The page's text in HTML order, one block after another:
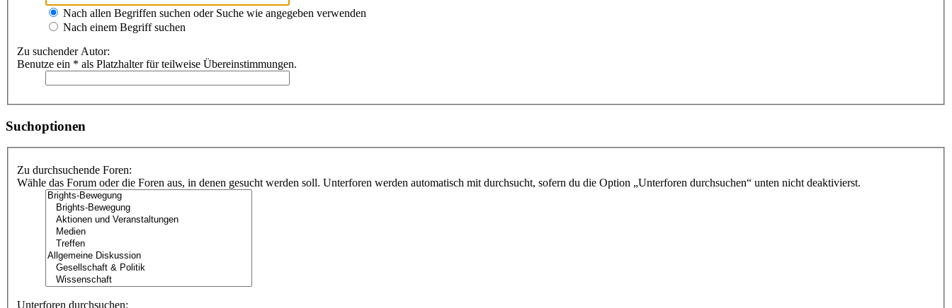
Nach allen Begriffen suchen oder Suche wie angegeben verwenden
Nach einem Begriff suchen
Zu suchender Autor:
Benutze ein * als Platzhalter für teilweise Übereinstimmungen.
Suchoptionen
Zu durchsuchende Foren:
Wähle das Forum oder die Foren aus, in denen gesucht werden soll. Unterforen werden automatisch mit durchsucht, sofern du die Option „Unterforen durchsuchen“ unten nicht deaktivierst.
Unterforen durchsuchen: